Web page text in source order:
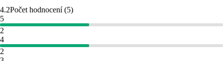
4.2Počet hodnocení(5)
5
2
4
2